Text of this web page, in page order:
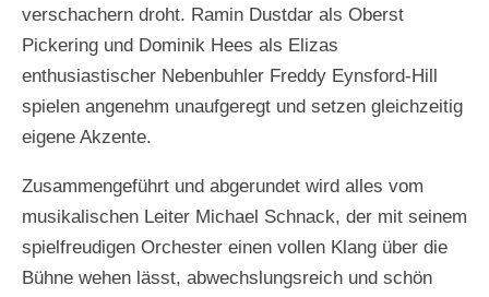
verschachern droht. Ramin Dustdar als Oberst
Pickering und Dominik Hees als Elizas
enthusiastischer Nebenbuhler Freddy Eynsford-Hill
spielen angenehm unaufgeregt und setzen gleichzeitig
eigene Akzente.
Zusammengeführt und abgerundet wird alles vom
musikalischen Leiter Michael Schnack, der mit seinem
spielfreudigen Orchester einen vollen Klang über die
Bühne wehen lässt, abwechslungsreich und schön